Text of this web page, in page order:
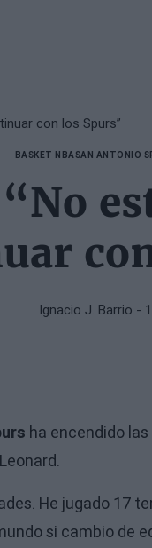
con los Spurs”
BASKET NBASAN ANTONIO
Ignacio J. Barrio -
ha encendido
He jugado 17
si cambio de